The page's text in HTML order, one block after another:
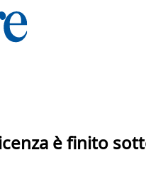
è finito